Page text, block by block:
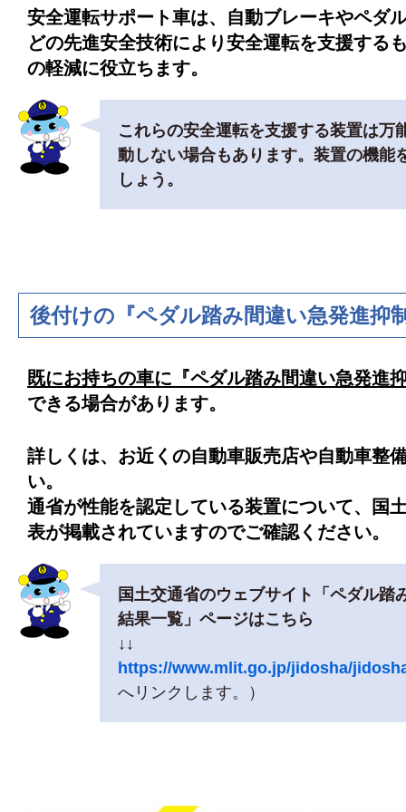
安全運転サポート車は、自動ブレーキやペダ
どの先進安全技術により安全運転を支援する
の軽減に役立ちます。
これらの安全運転を支援する装置は万
動しない場合もあります。装置の機能
しょう。
後付けの『ペダル踏み間違い急発進抑
既にお持ちの車に『ペダル踏み間違い急発進
できる場合があります。
詳しくは、お近くの自動車販売店や自動車整
い。 また
通省が性能を認定している装置について、国
表が掲載されていますのでご確認ください。
国土交通省のウェブサイト「ペダル踏
結果一覧」ページはこちら
https://www.mlit.go.jp/jidosha/
へリンクします。）